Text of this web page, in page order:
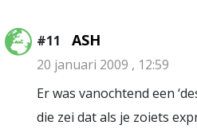
#11 ASH
20 januari 2009 , 12:59
Er was vanochtend een
die zei dat als je zoiets